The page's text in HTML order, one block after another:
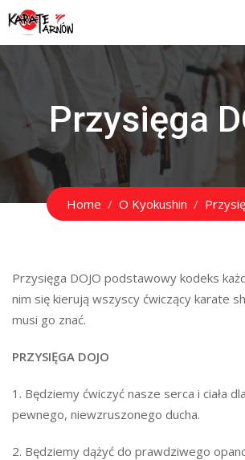
Przysięga
Home O Kyokushin
Przysięga DOJO podstawowy kodeks
nim się kierują wszyscy ćwiczący karate
musi go znać.
PRZYSIĘGA DOJO
1. Będziemy ćwiczyć nasze serca i ciała
pewnego, niewzruszonego ducha.
2. Będziemy dążyć do prawdziwego